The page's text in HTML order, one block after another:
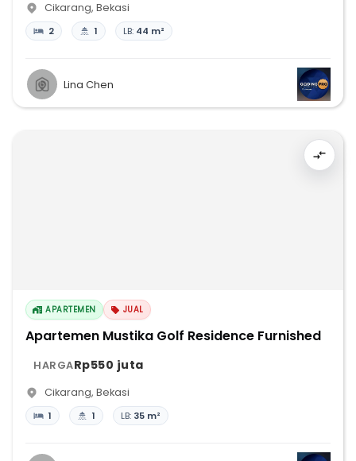
Cikarang, Bekasi
2 1 LB: 44 m²
Lina Chen
APARTEMEN JUAL
Apartemen Mustika Golf Residence Furnished
HARGARp550 juta
Cikarang, Bekasi
1 1 LB: 35 m²